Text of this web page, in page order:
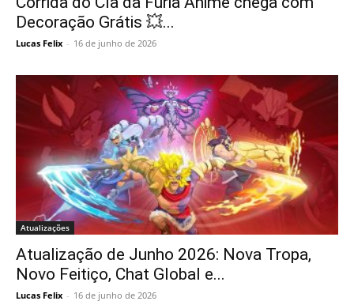
Decoração Grátis 💥...
Lucas Felix - 16 de junho de 2026
Atualizações
Atualização de Junho 2026: Nova Tropa,
Novo Feitiço, Chat Global e...
Lucas Felix - 16 de junho de 2026